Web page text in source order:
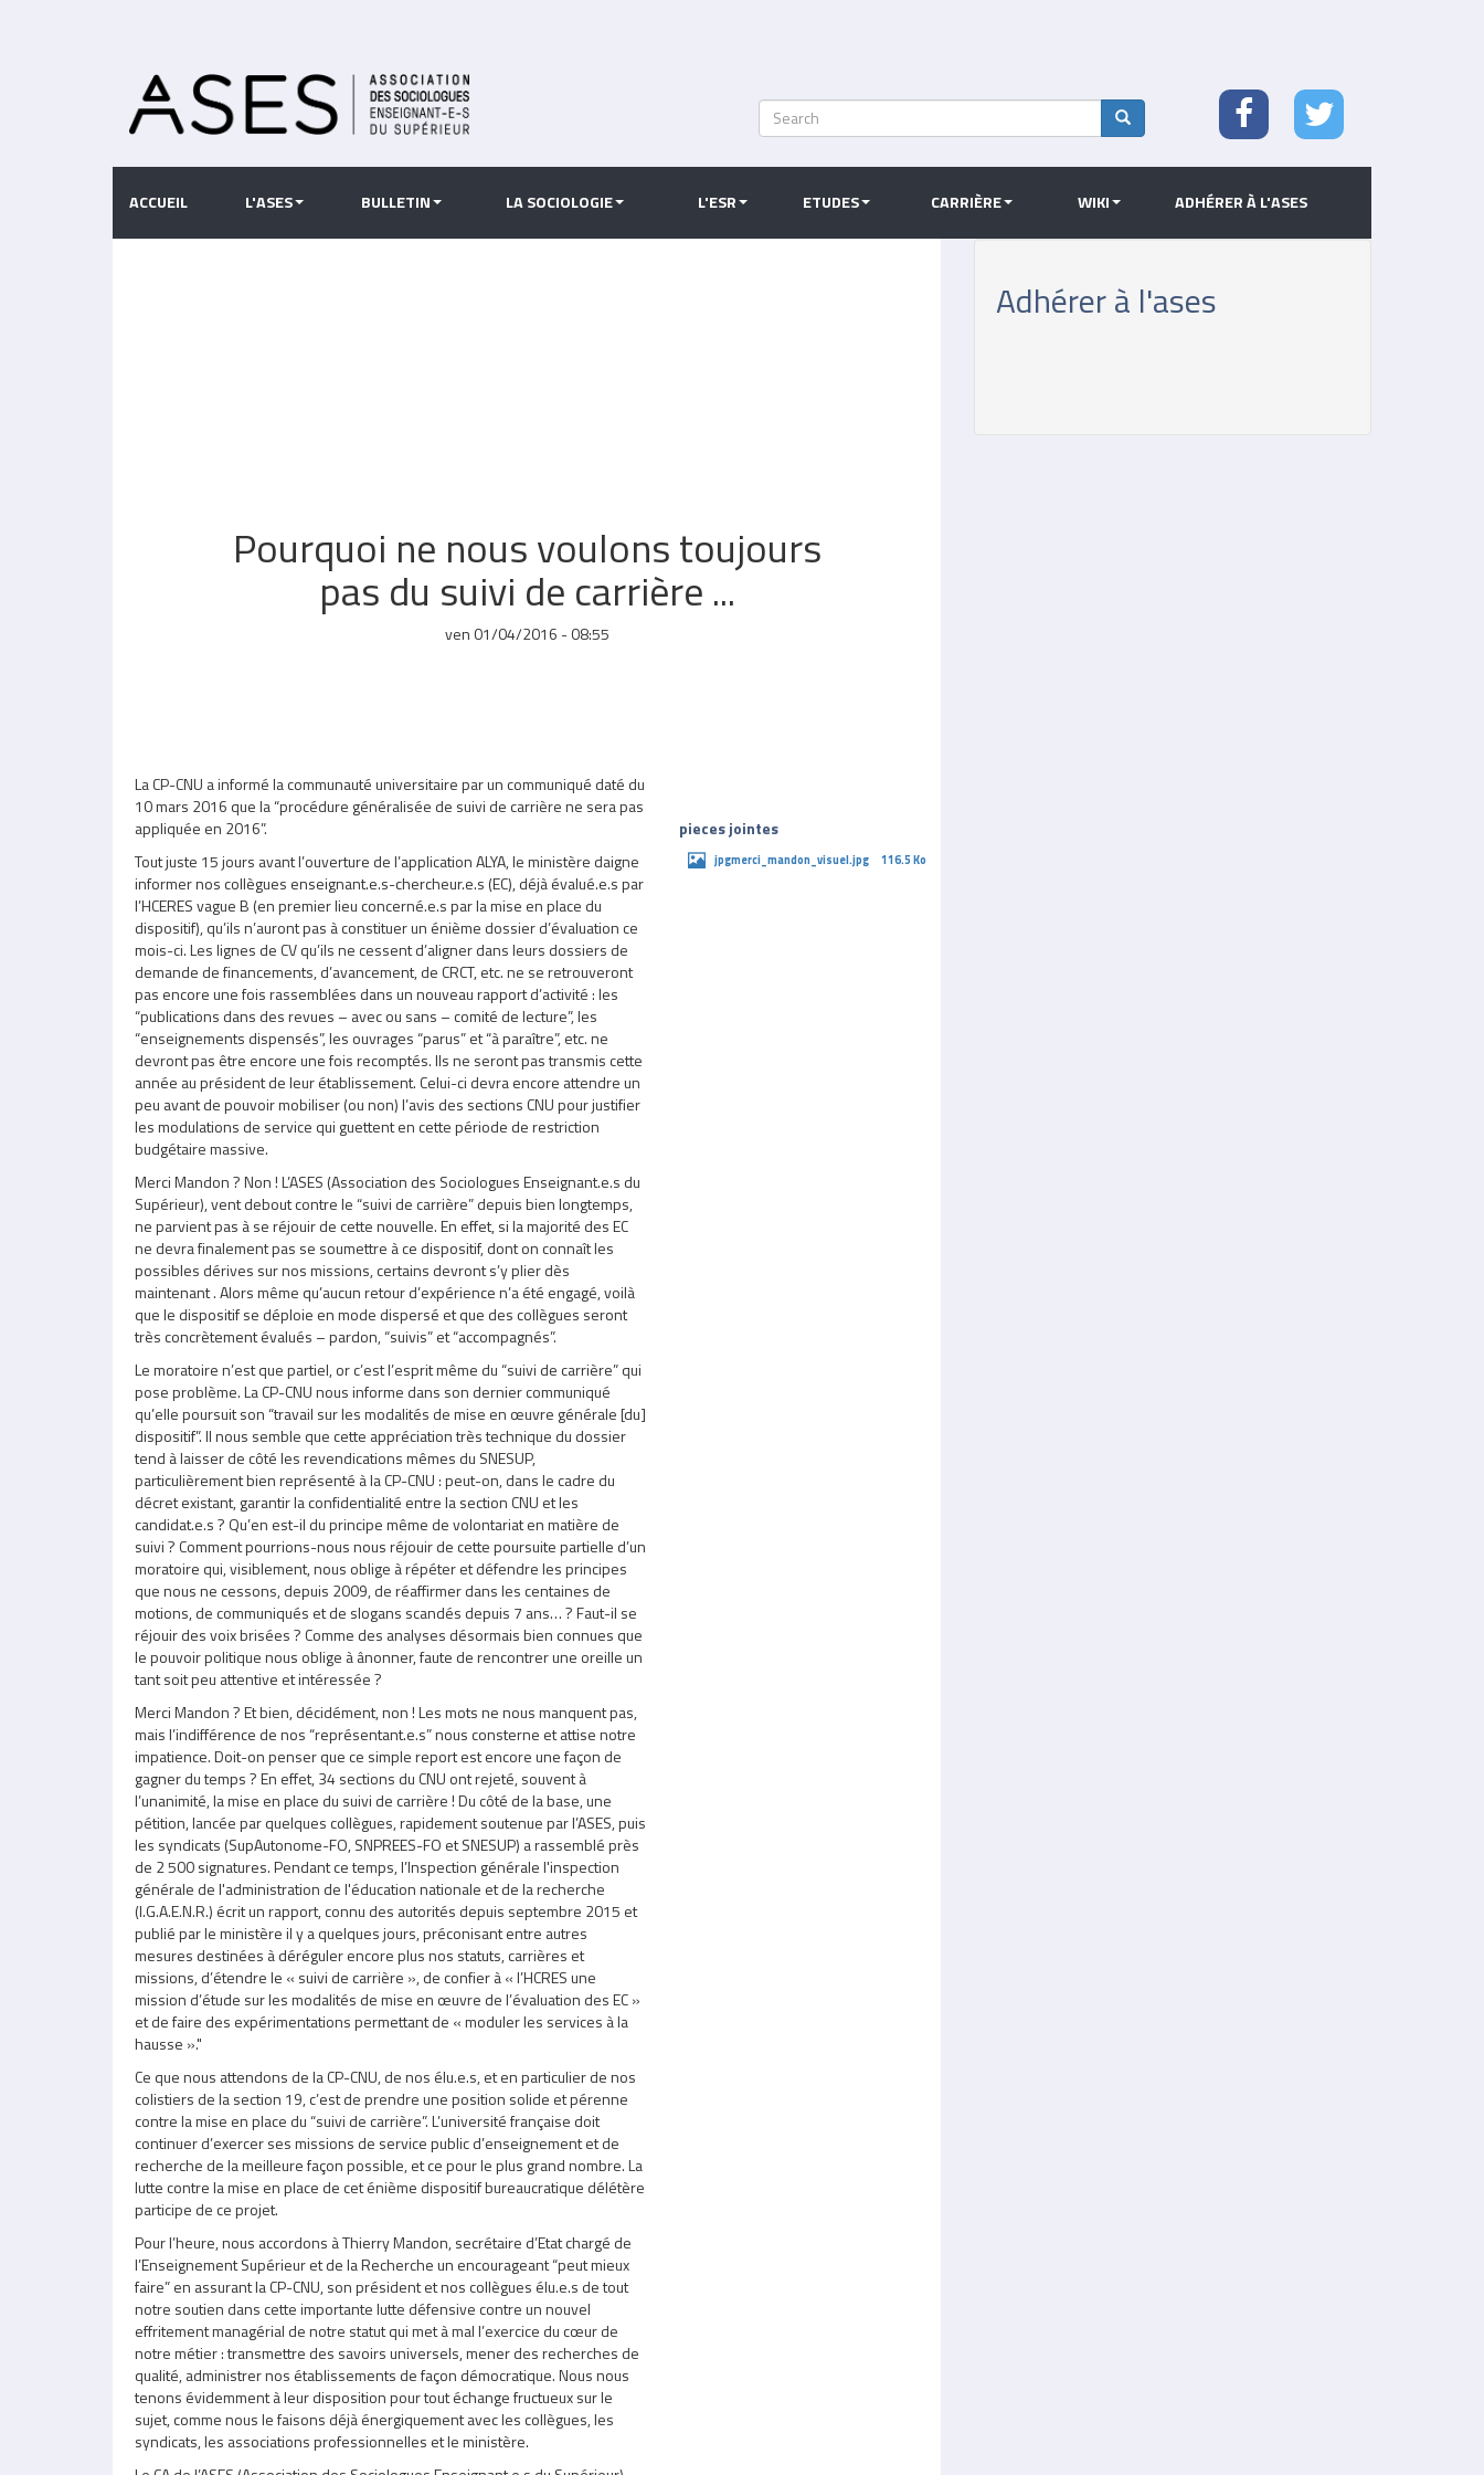
Rechercher
Search Search
ACCUEIL L'ASES BULLETIN LA SOCIOLOGIE L'ESR ETUDES CARRIÈRE WIKI ADHÉRER À L'ASES
Pourquoi ne nous voulons toujours
pas du suivi de carrière ...
ven 01/04/2016 - 08:55
La CP-CNU a informé la communauté universitaire par un communiqué daté du
10 mars 2016 que la “procédure généralisée de suivi de carrière ne sera pas
appliquée en 2016”.
Tout juste 15 jours avant l’ouverture de l’application ALYA, le ministère daigne
informer nos collègues enseignant.e.s-chercheur.e.s (EC), déjà évalué.e.s par
l’HCERES vague B (en premier lieu concerné.e.s par la mise en place du
dispositif), qu’ils n’auront pas à constituer un énième dossier d’évaluation ce
mois-ci. Les lignes de CV qu’ils ne cessent d’aligner dans leurs dossiers de
demande de financements, d’avancement, de CRCT, etc. ne se retrouveront
pas encore une fois rassemblées dans un nouveau rapport d’activité : les
“publications dans des revues – avec ou sans – comité de lecture”, les
“enseignements dispensés”, les ouvrages “parus” et “à paraître”, etc. ne
devront pas être encore une fois recomptés. Ils ne seront pas transmis cette
année au président de leur établissement. Celui-ci devra encore attendre un
peu avant de pouvoir mobiliser (ou non) l’avis des sections CNU pour justifier
les modulations de service qui guettent en cette période de restriction
budgétaire massive.
Merci Mandon ? Non ! L’ASES (Association des Sociologues Enseignant.e.s du
Supérieur), vent debout contre le “suivi de carrière” depuis bien longtemps,
ne parvient pas à se réjouir de cette nouvelle. En effet, si la majorité des EC
ne devra finalement pas se soumettre à ce dispositif, dont on connaît les
possibles dérives sur nos missions, certains devront s’y plier dès
maintenant . Alors même qu’aucun retour d’expérience n’a été engagé, voilà
que le dispositif se déploie en mode dispersé et que des collègues seront
très concrètement évalués – pardon, “suivis” et “accompagnés”.
Le moratoire n’est que partiel, or c’est l’esprit même du “suivi de carrière” qui
pose problème. La CP-CNU nous informe dans son dernier communiqué
qu’elle poursuit son “travail sur les modalités de mise en œuvre générale [du]
dispositif”. Il nous semble que cette appréciation très technique du dossier
tend à laisser de côté les revendications mêmes du SNESUP,
particulièrement bien représenté à la CP-CNU : peut-on, dans le cadre du
décret existant, garantir la confidentialité entre la section CNU et les
candidat.e.s ? Qu’en est-il du principe même de volontariat en matière de
suivi ? Comment pourrions-nous nous réjouir de cette poursuite partielle d’un
moratoire qui, visiblement, nous oblige à répéter et défendre les principes
que nous ne cessons, depuis 2009, de réaffirmer dans les centaines de
motions, de communiqués et de slogans scandés depuis 7 ans… ? Faut-il se
réjouir des voix brisées ? Comme des analyses désormais bien connues que
le pouvoir politique nous oblige à ânonner, faute de rencontrer une oreille un
tant soit peu attentive et intéressée ?
Merci Mandon ? Et bien, décidément, non ! Les mots ne nous manquent pas,
mais l’indifférence de nos “représentant.e.s” nous consterne et attise notre
impatience. Doit-on penser que ce simple report est encore une façon de
gagner du temps ? En effet, 34 sections du CNU ont rejeté, souvent à
l’unanimité, la mise en place du suivi de carrière ! Du côté de la base, une
pétition, lancée par quelques collègues, rapidement soutenue par l’ASES, puis
les syndicats (SupAutonome-FO, SNPREES-FO et SNESUP) a rassemblé près
de 2 500 signatures. Pendant ce temps, l’Inspection générale l'inspection
générale de l'administration de l'éducation nationale et de la recherche
(I.G.A.E.N.R.) écrit un rapport, connu des autorités depuis septembre 2015 et
publié par le ministère il y a quelques jours, préconisant entre autres
mesures destinées à déréguler encore plus nos statuts, carrières et
missions, d’étendre le « suivi de carrière », de confier à « l’HCRES une
mission d’étude sur les modalités de mise en œuvre de l’évaluation des EC »
et de faire des expérimentations permettant de « moduler les services à la
hausse »."
Ce que nous attendons de la CP-CNU, de nos élu.e.s, et en particulier de nos
colistiers de la section 19, c’est de prendre une position solide et pérenne
contre la mise en place du “suivi de carrière”. L’université française doit
continuer d’exercer ses missions de service public d’enseignement et de
recherche de la meilleure façon possible, et ce pour le plus grand nombre. La
lutte contre la mise en place de cet énième dispositif bureaucratique délétère
participe de ce projet.
Pour l’heure, nous accordons à Thierry Mandon, secrétaire d’Etat chargé de
l’Enseignement Supérieur et de la Recherche un encourageant “peut mieux
faire” en assurant la CP-CNU, son président et nos collègues élu.e.s de tout
notre soutien dans cette importante lutte défensive contre un nouvel
effritement managérial de notre statut qui met à mal l’exercice du cœur de
notre métier : transmettre des savoirs universels, mener des recherches de
qualité, administrer nos établissements de façon démocratique. Nous nous
tenons évidemment à leur disposition pour tout échange fructueux sur le
sujet, comme nous le faisons déjà énergiquement avec les collègues, les
syndicats, les associations professionnelles et le ministère.
pieces jointes
jpgmerci_mandon_visuel.jpg 116.5 Ko
Adhérer à l'ases